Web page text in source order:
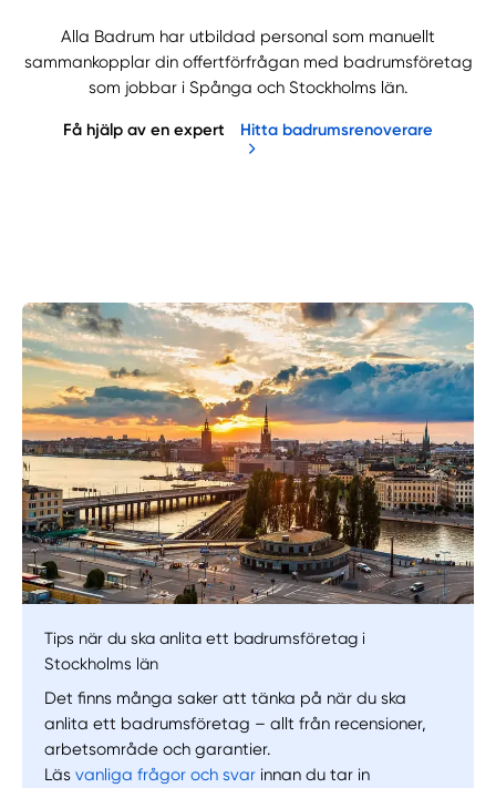
Alla Badrum har utbildad personal som manuellt
sammankopplar din offertförfrågan med badrumsföretag
som jobbar i Spånga och Stockholms län.
Få hjälp av en expert Hitta badrumsrenoverare
Tips när du ska anlita ett badrumsföretag i
Stockholms län
Det finns många saker att tänka på när du ska
anlita ett badrumsföretag – allt från recensioner,
arbetsområde och garantier.
Läsvanliga frågor och svar innan du tar in